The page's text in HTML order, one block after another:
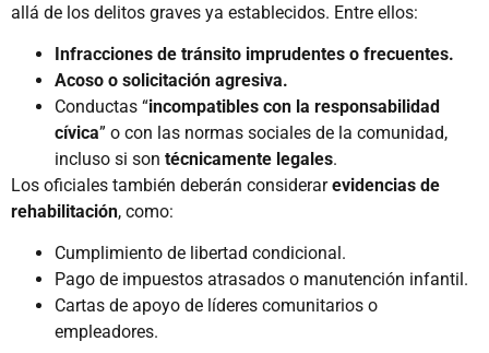
allá de los delitos graves ya establecidos. Entre ellos:
Infracciones de tránsito imprudentes o frecuentes.
Acoso o solicitación agresiva.
Conductas “incompatibles con la responsabilidad
cívica” o con las normas sociales de la comunidad,
incluso si son técnicamente legales.
Los oficiales también deberán considerarevidencias de
rehabilitación, como:
Cumplimiento de libertad condicional.
Pago de impuestos atrasados o manutención infantil.
Cartas de apoyo de líderes comunitarios o
empleadores.